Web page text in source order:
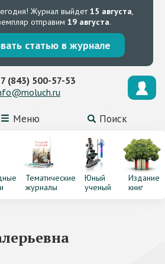
Журнал выйдет15 августа,
отправим 19 августа.
статью в журнале
Меню Поиск
(843) 500-57-53
Тематические
журналы
Юный
ученый
Издание
книг